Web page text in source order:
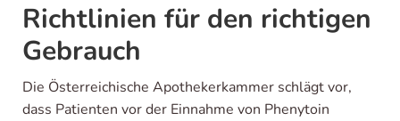
Richtlinien für den richtigen
Gebrauch
Die Österreichische Apothekerkammer schlägt vor,
dass Patienten vor der Einnahme von Phenytoin